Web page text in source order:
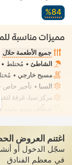
84‏%
مميزات مناسبة
جميع الأطعمة حلال
الشاطئ • مُختلط
مسبح خارجي •
السبا • تأجير خاص
مركز سبا، غرفة
اغتنم العروض
سجّل الدخول أو
في معظم الفنادق